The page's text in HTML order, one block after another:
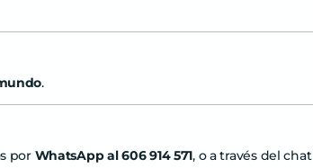
.
por WhatsApp al 606 914 571, o a través del chat